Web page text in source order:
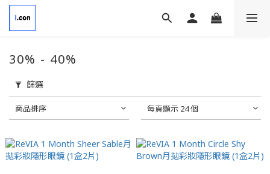
30% - 40%
篩選
商品排序 每頁顯示 24 個